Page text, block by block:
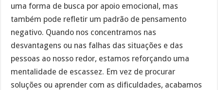
uma forma de busca por apoio emocional, mas
também pode refletir um padrão de pensamento
negativo. Quando nos concentramos nas
desvantagens ou nas falhas das situações e das
pessoas ao nosso redor, estamos reforçando uma
mentalidade de escassez. Em vez de procurar
soluções ou aprender com as dificuldades, acabamos